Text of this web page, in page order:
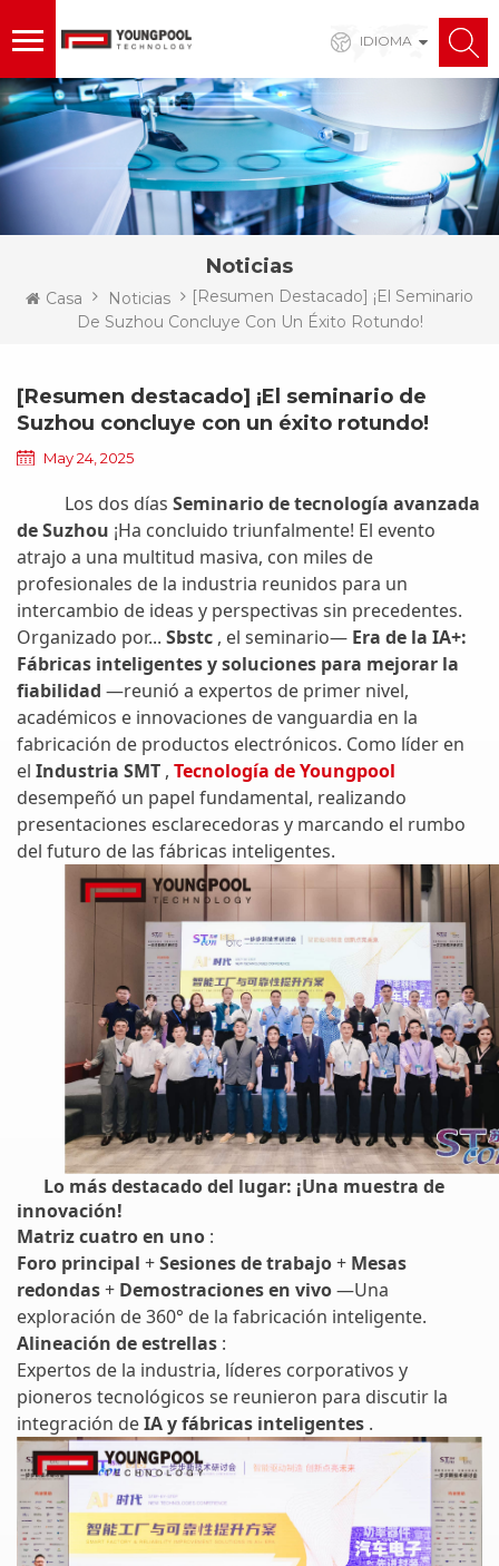
IDIOMA
Noticias
Casa Noticias
[Resumen Destacado] ¡El Seminario
De Suzhou Concluye Con Un Éxito Rotundo!
[Resumen destacado] ¡El seminario de
Suzhou concluye con un éxito rotundo!
May 24, 2025
Los dos días Seminario de tecnología avanzada
de Suzhou ¡Ha concluido triunfalmente! El evento
atrajo a una multitud masiva, con miles de
profesionales de la industria reunidos para un
intercambio de ideas y perspectivas sin precedentes.
Organizado por... Sbstc , el seminario— Era de la IA+:
Fábricas inteligentes y soluciones para mejorar la
fiabilidad —reunió a expertos de primer nivel,
académicos e innovaciones de vanguardia en la
fabricación de productos electrónicos. Como líder en
el Industria SMT , Tecnología de Youngpool
desempeñó un papel fundamental, realizando
presentaciones esclarecedoras y marcando el rumbo
del futuro de las fábricas inteligentes.
Lo más destacado del lugar: ¡Una muestra de
innovación!
Matriz cuatro en uno :
Foro principal +Sesiones de trabajo+ Mesas
redondas+ Demostraciones en vivo—Una
exploración de 360° de la fabricación inteligente.
Alineación de estrellas :
Expertos de la industria, líderes corporativos y
pioneros tecnológicos se reunieron para discutir la
integración deIA y fábricas inteligentes .